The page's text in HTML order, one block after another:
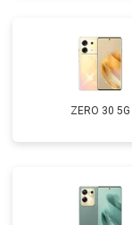
ZERO 30 5G